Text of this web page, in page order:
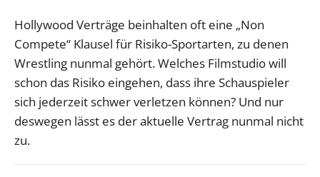
Hollywood Verträge beinhalten oft eine „Non
Compete“ Klausel für Risiko-Sportarten, zu denen
Wrestling nunmal gehört. Welches Filmstudio will
schon das Risiko eingehen, dass ihre Schauspieler
sich jederzeit schwer verletzen können? Und nur
deswegen lässt es der aktuelle Vertrag nunmal nicht
zu.